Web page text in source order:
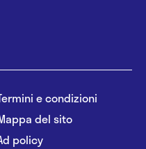
e condizioni
del sito
policy